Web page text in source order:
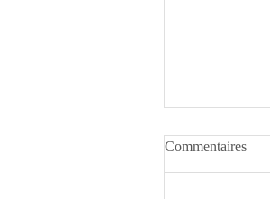
Commentaires